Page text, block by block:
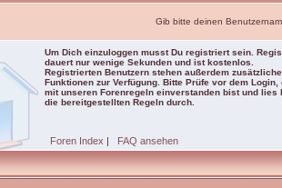
Gib bitte deinen
Um Dich einzuloggen musst Du registriert sein.
dauert nur wenige Sekunden und ist kostenlos.
Registrierten Benutzern stehen außerdem zusätzliche
Funktionen zur Verfügung. Bitte Prüfe vor dem Login,
mit unseren Forenregeln einverstanden bist und lies
die bereitgestellten Regeln durch.
Foren Index | FAQ ansehen